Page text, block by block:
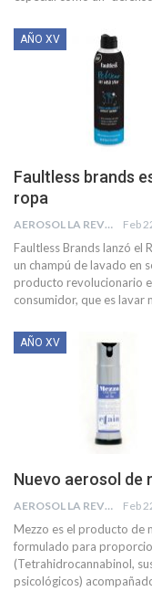
AÑO XV
Faultless brands
ropa
AEROSOL LA REVISTA Feb
Faultless Brands lanzó el
un champú de lavado en
producto revolucionario
consumidor, que es lavar
AÑO XV
Nuevo aerosol de
AEROSOL LA REVISTA Feb
Mezzo es el producto de
formulado para
(Tetrahidrocannabinol,
psicológicos)